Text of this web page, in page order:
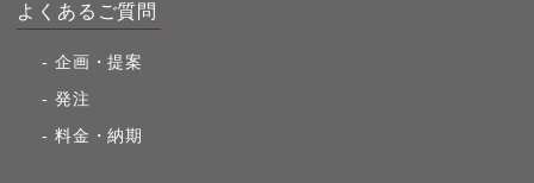
よくあるご質問
企画・提案
発注
料金・納期